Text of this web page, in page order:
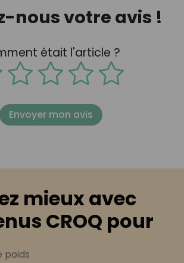
nous votre avis !
était l'article ?
Envoyer mon avis
mieux avec
CROQ pour
poids